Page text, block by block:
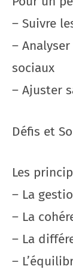
– Suivre
–
sociaux
– Ajuster
Défis et
Les
– La
– La
– La
–